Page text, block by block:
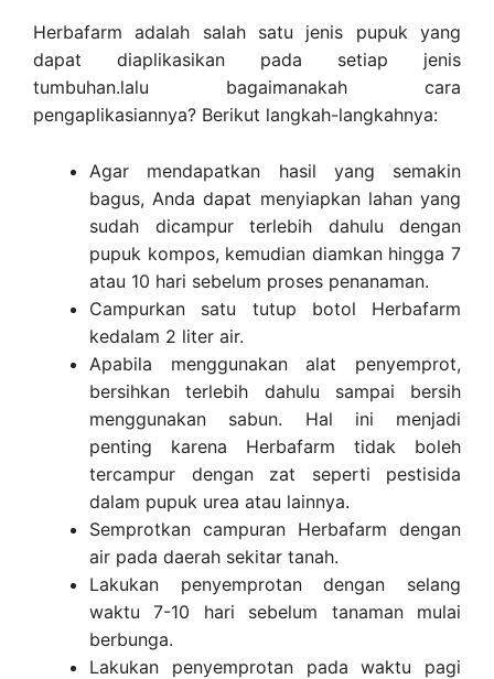
Herbafarm adalah salah satu jenis pupuk yang
dapat diaplikasikan pada setiap jenis
tumbuhan.lalu bagaimanakah cara
pengaplikasiannya? Berikut langkah-langkahnya:
Agar mendapatkan hasil yang semakin
bagus, Anda dapat menyiapkan lahan yang
sudah dicampur terlebih dahulu dengan
pupuk kompos, kemudian diamkan hingga 7
atau 10 hari sebelum proses penanaman.
Campurkan satu tutup botol Herbafarm
kedalam 2 liter air.
Apabila menggunakan alat penyemprot,
bersihkan terlebih dahulu sampai bersih
menggunakan sabun. Hal ini menjadi
penting karena Herbafarm tidak boleh
tercampur dengan zat seperti pestisida
dalam pupuk urea atau lainnya.
Semprotkan campuran Herbafarm dengan
air pada daerah sekitar tanah.
Lakukan penyemprotan dengan selang
waktu 7-10 hari sebelum tanaman mulai
berbunga.
Lakukan penyemprotan pada waktu pagi